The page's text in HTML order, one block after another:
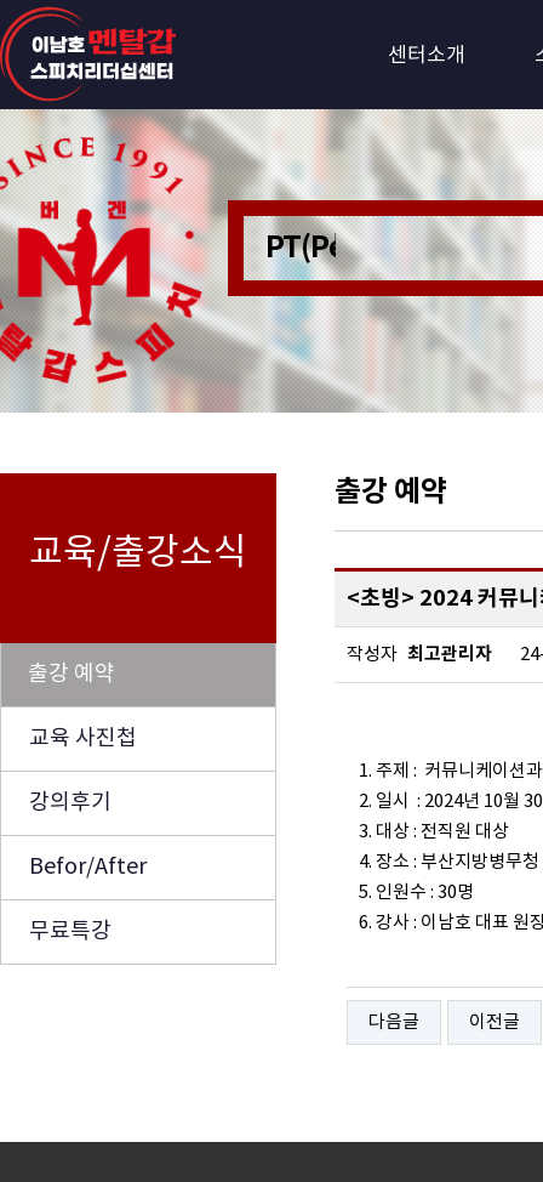
센터소개
PT(Personer
교육/출강소식
출강 예약
교육 사진첩
강의후기
Befor/After
무료특강
출강 예약
<초빙> 2024 커뮤
작성자 최고관리자
1. 주제 : 커뮤니케이션
2. 일시 : 2024년 10월
3. 대상 : 전직원 대상
4. 장소 : 부산지방병무
5. 인원수 : 30명
6. 강사 : 이남호 대표 원
다음글 이전글